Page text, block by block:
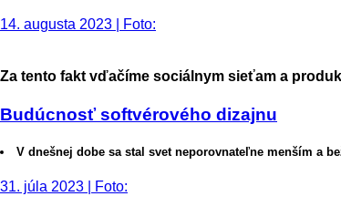
14. augusta 2023 | Foto:
Za tento fakt vďačíme sociálnym sieťam a
Budúcnosť softvérového dizajnu
V dnešnej dobe sa stal svet neporovnateľne menším a
31. júla 2023 | Foto: